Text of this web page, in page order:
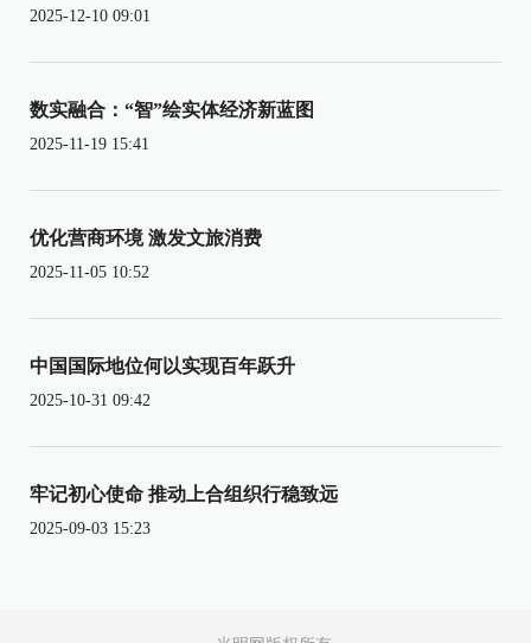
2025-12-10 09:01
数实融合：“智”绘实体经济新蓝图
2025-11-19 15:41
优化营商环境 激发文旅消费
2025-11-05 10:52
中国国际地位何以实现百年跃升
2025-10-31 09:42
牢记初心使命 推动上合组织行稳致远
2025-09-03 15:23